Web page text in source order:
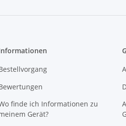
finde ich Informationen zu
Gerät?